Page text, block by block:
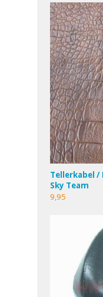
Tellerkabel /
Sky Team
9,95